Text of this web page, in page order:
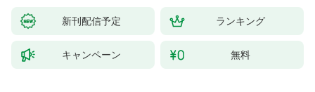
新刊配信予定 ランキング
キャンペーン 無料